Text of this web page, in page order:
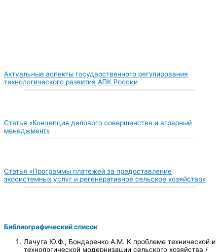
Актуальные аспекты государственного регулирования
технологического развития АПК России
Статья «Концепция делового совершенства и аграрный
менеджмент»
Статья «Программы платежей за предоставление
экосистемных услуг и регенеративное сельское хозяйство»
Библиографический список
Лачуга Ю.Ф., Бондаренко А.М. К проблеме технической и
технологической модернизации сельского хозяйства /